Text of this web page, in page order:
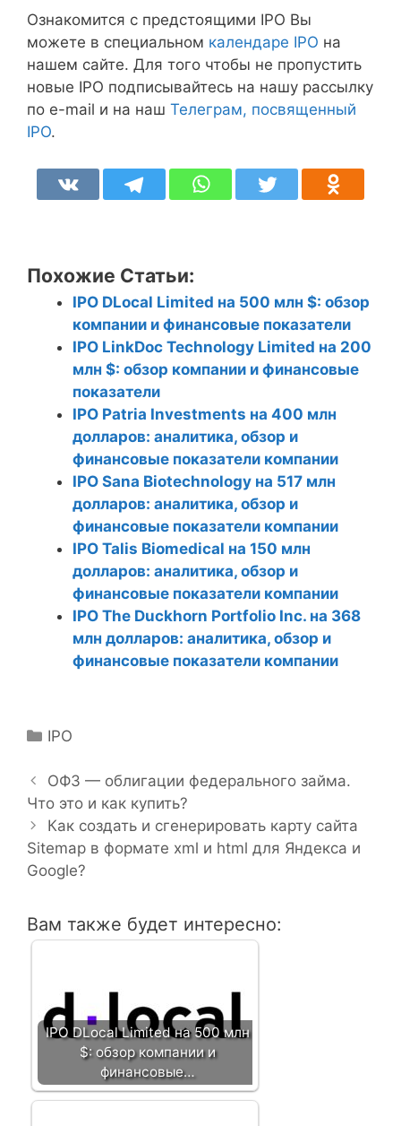
Ознакомится с предстоящими IPO Вы
можете в специальном календаре IPO на
нашем сайте. Для того чтобы не пропустить
новые IPO подписывайтесь на нашу рассылку
по e-mail и на наш Телеграм, посвященный
IPO.
Похожие Статьи:
IPO DLocal Limited на 500 млн $: обзор
компании и финансовые показатели
IPO LinkDoc Technology Limited на 200
млн $: обзор компании и финансовые
показатели
IPO Patria Investments на 400 млн
долларов: аналитика, обзор и
финансовые показатели компании
IPO Sana Biotechnology на 517 млн
долларов: аналитика, обзор и
финансовые показатели компании
IPO Talis Biomedical на 150 млн
долларов: аналитика, обзор и
финансовые показатели компании
IPO The Duckhorn Portfolio Inc. на 368
млн долларов: аналитика, обзор и
финансовые показатели компании
Р
б
р
и
к
и
IPO
а
в
и
г
а
и
я
ОФЗ — облигации федерального займа.
Что это и как купить?
Как создать и сгенерировать карту сайта
Sitemap в формате xml и html для Яндекса и
Google?
Вам также будет интересно:
IPO DLocal Limited на 500 млн
$: обзор компании и
финансовые…